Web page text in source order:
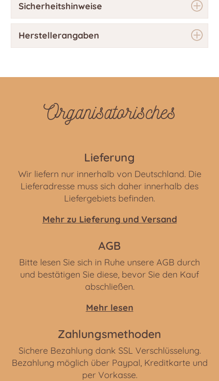
Sicherheitshinweise
Herstellerangaben
Organisatorisches
Lieferung
Wir liefern nur innerhalb von Deutschland. Die
Lieferadresse muss sich daher innerhalb des
Liefergebiets befinden.
Mehr zu Lieferung und Versand
AGB
Bitte lesen Sie sich in Ruhe unsere AGB durch
und bestätigen Sie diese, bevor Sie den Kauf
abschließen.
Mehr lesen
Zahlungsmethoden
Sichere Bezahlung dank SSL Verschlüsselung.
Bezahlung möglich über Paypal, Kreditkarte und
per Vorkasse.